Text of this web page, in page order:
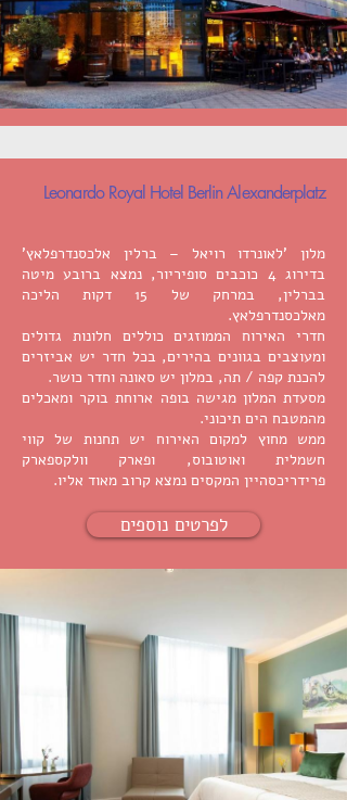
Leonardo Royal Hotel Berlin Alexanderplatz
מלון 'לאונרדו רויאל – ברלין אלכסנדרפלאץ'
בדירוג 4 כוכבים סופיריור, נמצא ברובע מיטה
בברלין, במרחק של 15 דקות הליכה
מאלכסנדרפלאץ.
חדרי האירוח הממוזגים כוללים חלונות גדולים
ומעוצבים בגוונים בהירים, בכל חדר יש אביזרים
להכנת קפה / תה, במלון יש סאונה וחדר כושר.
מסעדת המלון מגישה בופה ארוחת בוקר ומאכלים
מהמטבח הים תיכוני.
ממש מחוץ למקום האירוח יש תחנות של קווי
חשמלית ואוטובוס, ופארק וולקספארק
פרידריכסהיין המקסים נמצא קרוב מאוד אליו.
לפרטים נוספים